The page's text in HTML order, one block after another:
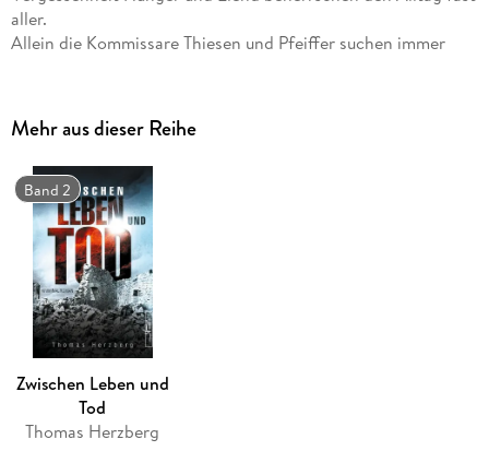
aller.
Allein die Kommissare Thiesen und Pfeiffer suchen immer
sich ausgerechnet den britischen Besatzern plötzlich ein
Mann stellt, der die schrecklichen Taten gesteht, scheint der
Fall gelöst zu sein.
Nur wenige ahnen, dass damit erst die wahren
Verantwortlichen aus ihrer Deckung gezwungen werden. Die
Ereignisse überschlagen sich, ein tödlicher Wettlauf beginnt,
dessen Ausgang bis zum Schluss völlig ungewiss bleibt
" Zwischen Schutt und Asche" ist der erste Band der Reihe "
Hamburg in Trümmern" . Jeder Band ist in sich abgeschlossen.
Der zweite Band " Zwischen Leben und Tod" ist ebenfalls in allen
Onlineshops erhältlich.
Mehr aus dieser Reihe
Band 2
Zwischen Leben und
Tod
Thomas Herzberg